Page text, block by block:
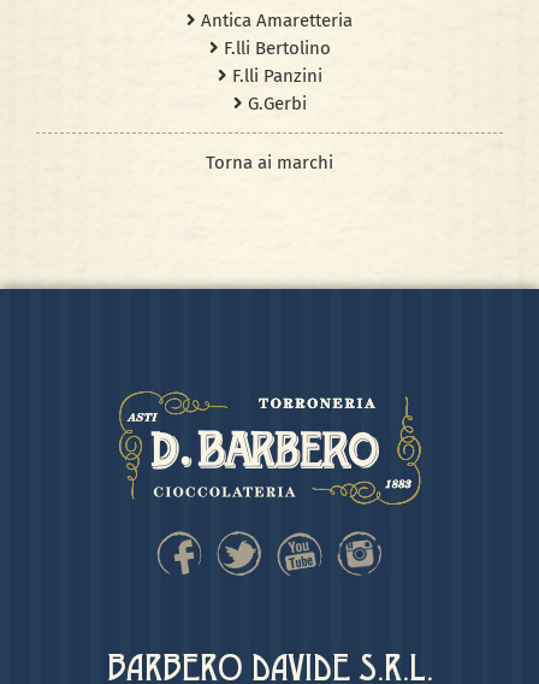
Antica Amaretteria
F.lli Bertolino
F.lli Panzini
G.Gerbi
Torna ai marchi
BARBERO DAVIDE S.R.L.